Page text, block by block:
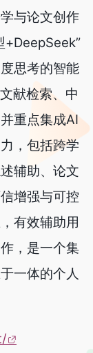
与论文创作
+DeepSeek”
思考的智能
献检索、中
重点集成AI
，包括跨学
辅助、论文
增强与可控
有效辅助用
，是一个集
一体的个人